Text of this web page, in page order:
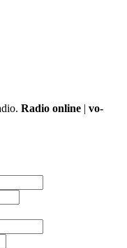
Radio online | vo-